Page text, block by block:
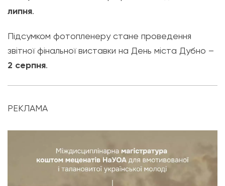
липня.
Підсумком фотопленеру стане проведення
звітної фінальної виставки на День міста Дубно –
2 серпня.
РЕКЛАМА